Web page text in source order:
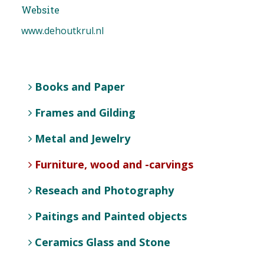
Website
www.dehoutkrul.nl
Books and Paper
Frames and Gilding
Metal and Jewelry
Furniture, wood and -carvings
Reseach and Photography
Paitings and Painted objects
Ceramics Glass and Stone